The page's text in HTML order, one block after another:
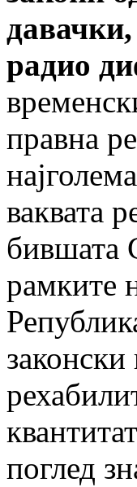
радио
правна
ваквата
бившата
рамките
поглед